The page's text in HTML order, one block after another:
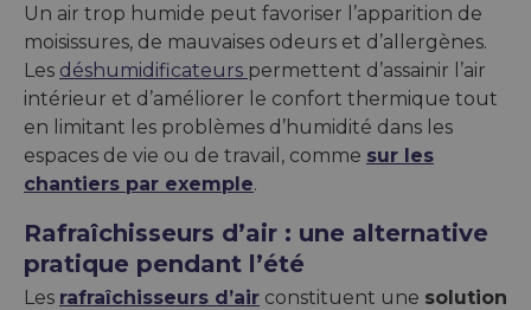
Un air trop humide peut favoriser l’apparition de
moisissures, de mauvaises odeurs et d’allergènes.
Les déshumidificateurs permettent d’assainir l’air
intérieur et d’améliorer le confort thermique tout
en limitant les problèmes d’humidité dans les
espaces de vie ou de travail, comme sur les
chantiers par exemple.
Rafraîchisseurs d’air : une alternative
pratique pendant l’été
Les rafraîchisseurs d’air constituent une solution